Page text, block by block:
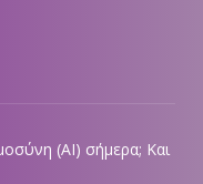
(AI) σήμερα; Και